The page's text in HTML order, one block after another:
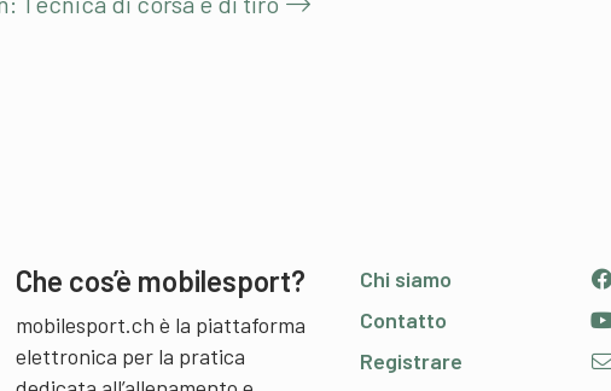
Che cos’è mobilesport?
mobilesport.ch è la piattaforma
elettronica per la pratica
Chi siamo
Contatto
Registrare